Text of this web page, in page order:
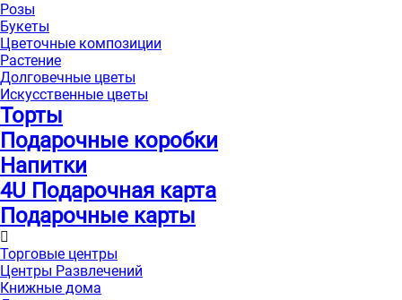
Розы
Букеты
Цветочные композиции
Растение
Долговечные цветы
Искусственные цветы
Торты
Подарочные коробки
Напитки
4U Подарочная карта
Подарочные карты
Торговые центры
Центры Развлечений
Книжные дома